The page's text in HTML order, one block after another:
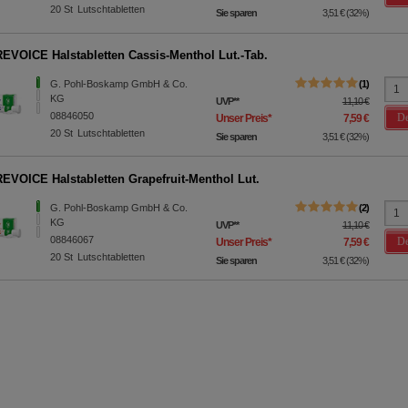
möglichst relevant für Sie zu gestalten. Bitte beachten Sie,
Google oder soziale Medien übertragen werden.
20St Lutschtabletten Sie sparen 3,51 €(32%)
Halstabletten Cassis-Menthol Lut.-Tab.
G. Pohl-Boskamp GmbH & Co.
KG
08846050
20St Lutschtabletten
1
UVP** 11,10 €
Unser Preis* 7,59 €
Sie sparen 3,51 €(32%)
Halstabletten Grapefruit-Menthol Lut.
G. Pohl-Boskamp GmbH & Co.
KG
08846067
20St Lutschtabletten
2
UVP** 11,10 €
Unser Preis* 7,59 €
Sie sparen 3,51 €(32%)